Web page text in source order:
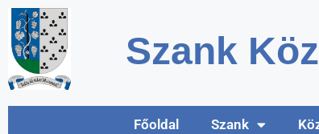
Szank
Főoldal Szank